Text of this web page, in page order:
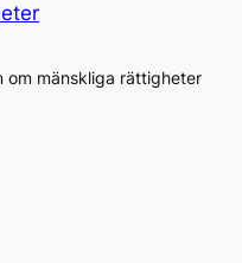
om mänskliga rättigheter